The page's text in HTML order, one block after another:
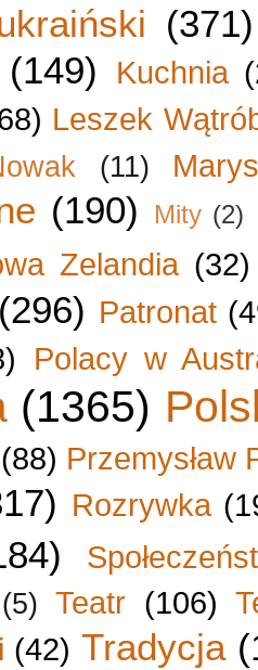
(371)
(149) Kuchnia
Leszek
(11)
(190) Mity (2)
Zelandia (32)
(296) Patronat
Polacy w
(1365)
(88) Przemysław
Rozrywka
(5) Teatr (106)
(42) Tradycja